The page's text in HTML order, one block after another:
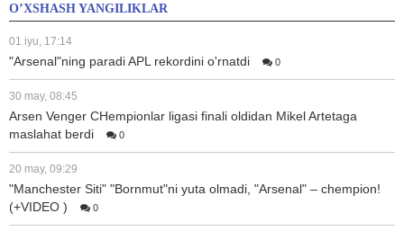
O’XSHASH YANGILIKLAR
01 iyu, 17:14
"Arsenal"ning paradi APL rekordini o'rnatdi 0
30 may, 08:45
Arsen Venger CHempionlar ligasi finali oldidan Mikel Artetaga
maslahat berdi
0
20 may, 09:29
"Manchester Siti" "Bornmut"ni yuta olmadi, "Arsenal" – chempion!
(+VIDEO )
0